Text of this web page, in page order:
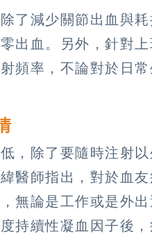
了減少關節出血與
出血。另外，針對
頻率，不論對於日
，除了要隨時注射
醫師指出，對於血
無論是工作或是外出
持續性凝血因子後